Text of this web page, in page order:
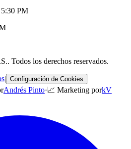
PM
. Todos los derechos reservados.
| Configuración de Cookies
Andrés Pinto·📈 Marketing porkV